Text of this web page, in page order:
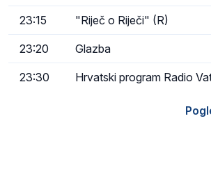
23:15 "Riječ o Riječi" (R)
23:20 Glazba
23:30 Hrvatski program Radio